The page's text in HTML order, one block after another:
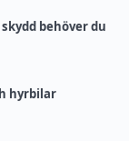
behöver du
hyrbilar